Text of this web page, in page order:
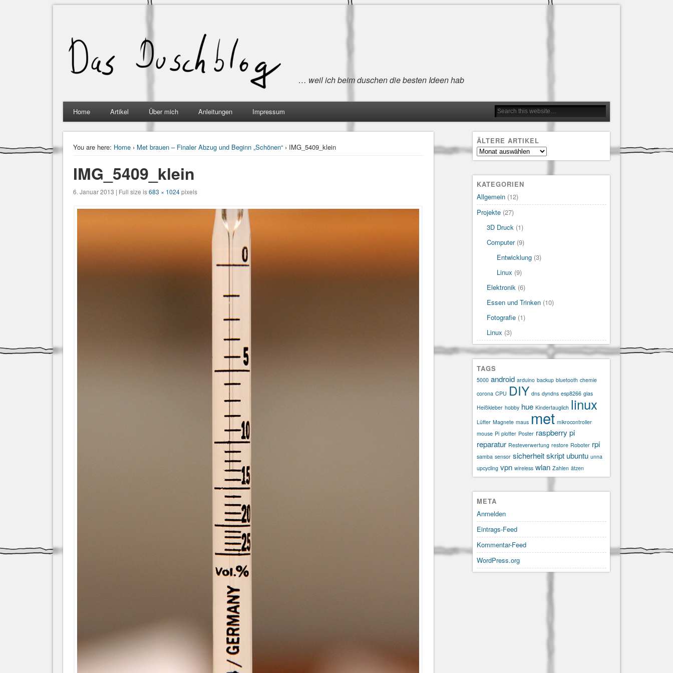
… weil ich beim duschen die besten Ideen hab
Home Artikel Über mich Anleitungen Impressum
You are here: Home› Met brauen – Finaler Abzug und Beginn „Schönen“› IMG_5409_klein
IMG_5409_klein
6. Januar 2013 | Full size is683 × 1024pixels
ÄLTERE ARTIKEL
Ältere
Artikel
KATEGORIEN
Allgemein(12)
Projekte(27)
3D Druck(1)
Computer(9)
Entwicklung(3)
Linux (9)
Elektronik(6)
Essen und Trinken(10)
Fotografie(1)
Linux (3)
TAGS
5000 android arduino backup bluetooth chemie
corona CPU DIY dns dyndns esp8266 glas
Heißkleber hobby hue Kindertauglich linux
Lüfter Magnete maus met mikrocontroller
mouse Pi plotter Poster raspberry pi
reparatur Resteverwertung restore Roboter rpi
samba sensor sicherheit skript ubuntu unna
upcycling vpn wireless wlan Zahlen ätzen
META
Anmelden
Eintrags-Feed
Kommentar-Feed
WordPress.org